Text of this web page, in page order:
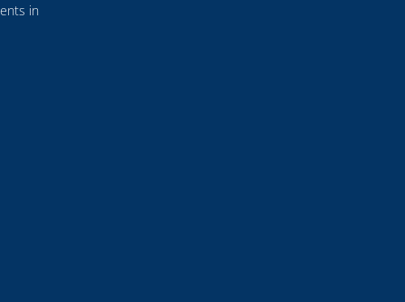
in